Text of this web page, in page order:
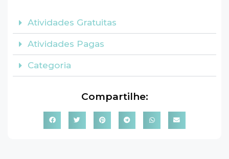
Atividades Gratuitas
Atividades Pagas
Categoria
Compartilhe: